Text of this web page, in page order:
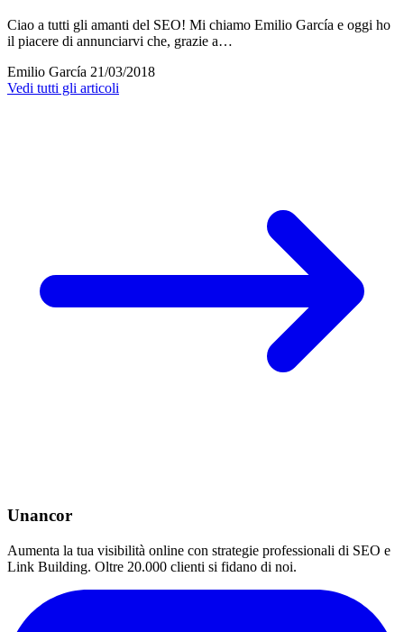
Ciao a tutti gli amanti del SEO! Mi chiamo Emilio García e oggi ho
il piacere di annunciarvi che, grazie a…
Emilio García 21/03/2018
Vedi tutti gli articoli
Unancor
Aumenta la tua visibilità online con strategie professionali di SEO e
Link Building. Oltre 20.000 clienti si fidano di noi.